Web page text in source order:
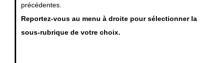
précédentes.
Reportez-vous au menu à droite pour sélectionner la
sous-rubrique de votre choix.